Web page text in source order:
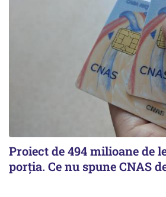
Proiect de 494 milioane de
porția. Ce nu spune CNAS